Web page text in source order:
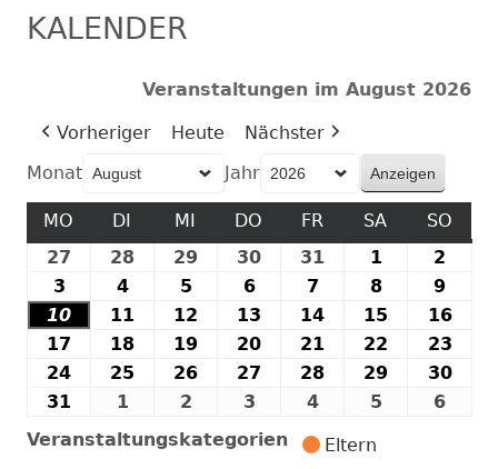
KALENDER
Veranstaltungen im August 2026
Vorheriger Heute
Nächster
Monat
Jahr
MO MONTAG
DI DIENSTAG
MI MITTWOCH
DO DONNERSTAG
FR FREITAG
SA SAMSTAG
SO
27
2026
28
2026
29
2026
30
2026
31
2026
1
August
2026
2
2026
3
August
2026
44.
August
2026
5
August
2026
66.
August
2026
7
August
2026
88.
August
2026
9
2026
10
August
2026
11
August
2026
12
August
2026
13
August
2026
14
August
2026
15
August
2026
1616.
17
August
2026
18
August
2026
19
August
2026
20
August
2026
21
August
2026
22
August
2026
23
24
August
2026
25
August
2026
26
August
27
August
2026
28
August
29
August
3030.
31
August
1
September
2
September
3
September
2026
44.
2026
5 6
Veranstaltungskategorien
Eltern